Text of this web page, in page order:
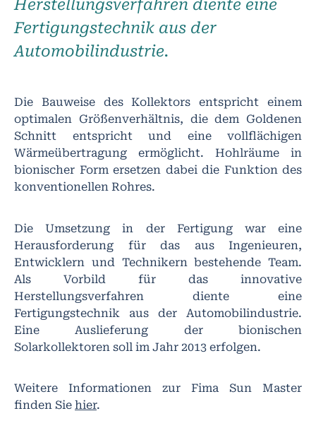
Herstellungsverfahren diente eine
Fertigungstechnik aus der
Automobilindustrie.
Die Bauweise des Kollektors entspricht einem
optimalen Größenverhältnis, die dem Goldenen
Schnitt entspricht und eine vollflächigen
Wärmeübertragung ermöglicht. Hohlräume in
bionischer Form ersetzen dabei die Funktion des
konventionellen Rohres.
Die Umsetzung in der Fertigung war eine
Herausforderung für das aus Ingenieuren,
Entwicklern und Technikern bestehende Team.
Als Vorbild für das innovative
Herstellungsverfahren diente eine
Fertigungstechnik aus der Automobilindustrie.
Eine Auslieferung der bionischen
Solarkollektoren soll im Jahr 2013 erfolgen.
Weitere Informationen zur Fima Sun Master
finden Sie hier.